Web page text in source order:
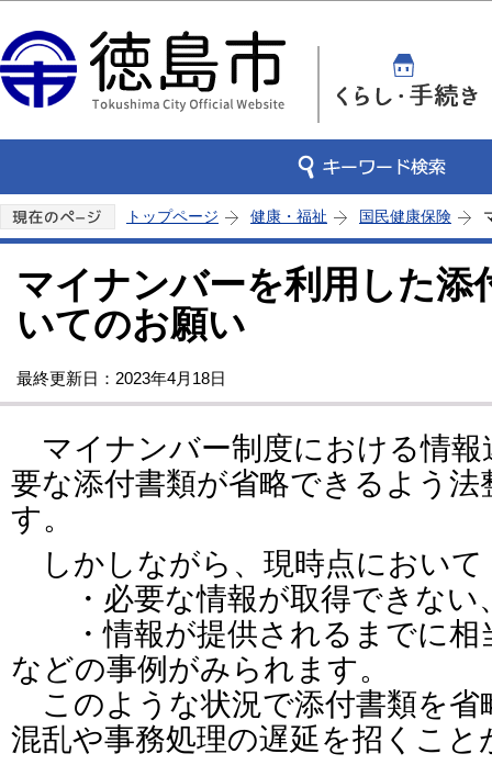
トップページ 健康・福祉 国民健康保険
マイナンバーを利用した添
いてのお願い
最終更新日：2023年4月18日
マイナンバー制度における情報
要な添付書類が省略できるよう
す。
しかしながら、現時点において
・必要な情報が取得できない
・情報が提供されるまでに相
などの事例がみられます。
このような状況で添付書類を省
混乱や事務処理の遅延を招くこ